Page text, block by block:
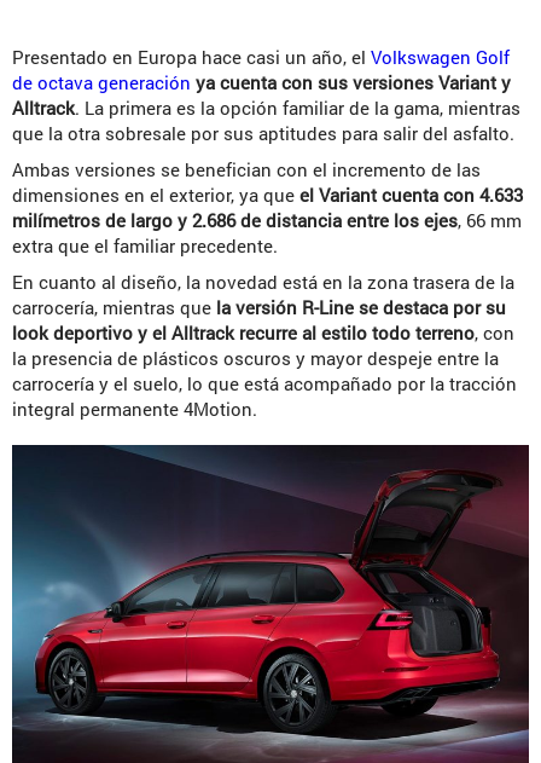
Presentado en Europa hace casi un año, el Volkswagen Golf
de octava generación ya cuenta con sus versiones Variant y
Alltrack. La primera es la opción familiar de la gama, mientras
que la otra sobresale por sus aptitudes para salir del asfalto.
Ambas versiones se benefician con el incremento de las
dimensiones en el exterior, ya que el Variant cuenta con 4.633
milímetros de largo y 2.686 de distancia entre los ejes, 66 mm
extra que el familiar precedente.
En cuanto al diseño, la novedad está en la zona trasera de la
carrocería, mientras que la versión R-Line se destaca por su
look deportivo y el Alltrack recurre al estilo todo terreno, con
la presencia de plásticos oscuros y mayor despeje entre la
carrocería y el suelo, lo que está acompañado por la tracción
integral permanente 4Motion.